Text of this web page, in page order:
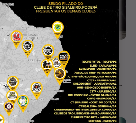
conduzidas à delegacia
por uso de drogas em Ichu